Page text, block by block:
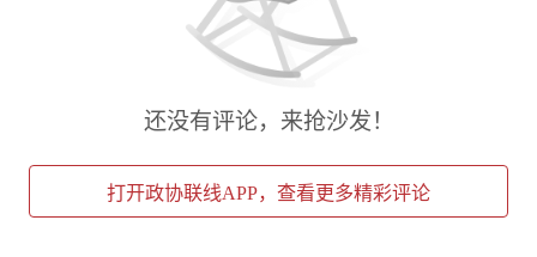
还没有评论，来抢沙发！
打开政协联线APP，查看更多精彩评论